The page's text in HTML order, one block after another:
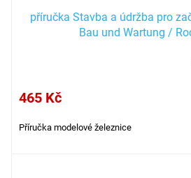
příručka Stavba a údržba pro
Bau und Wartung /
465 Kč
Příručka modelové železnice